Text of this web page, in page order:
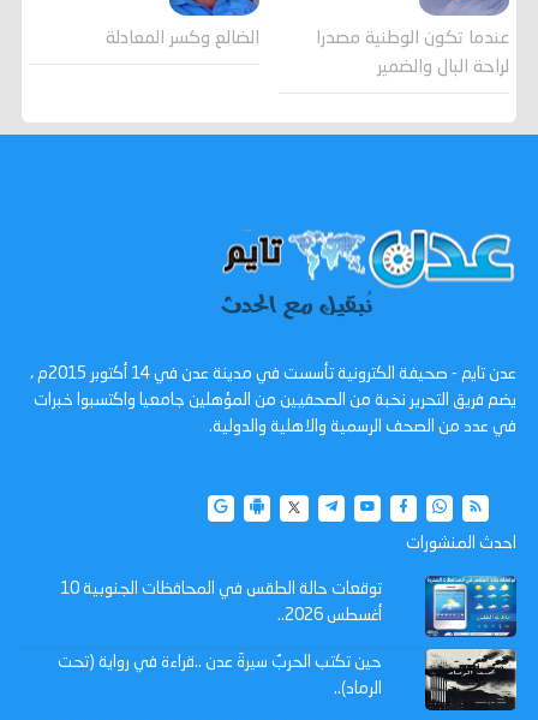
عندما تكون الوطنية مصدرا
لراحة البال والضمير
الضالع وكسر المعادلة
عدن تايم - صحيفة الكترونية تأسست في مدينة عدن في 14 أكتوبر 2015م ،
يضم فريق التحرير نخبة من الصحفيين من المؤهلين جامعيا واكتسبوا خبرات
في عدد من الصحف الرسمية والاهلية والدولية.
احدث المنشورات
توقعات حالة الطقس في المحافظات الجنوبية 10
أغسطس 2026..
حين تكتب الحربُ سيرةَ عدن ..قراءة في رواية (تحت
الرماد)..